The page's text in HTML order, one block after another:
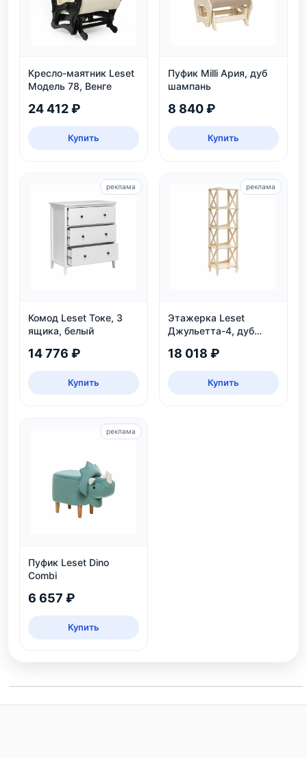
Кресло-маятник Leset
Модель 78, Венге
24 412 ₽
Купить
Пуфик Milli Ария, дуб
шампань
8 840 ₽
Купить
Комод Leset Токе, 3
ящика, белый
14 776 ₽
Купить
реклама
Этажерка Leset
Джульетта-4, дуб
18 018 ₽
Купить
реклама
Пуфик Leset Dino
Combi
6 657 ₽
Купить
реклама